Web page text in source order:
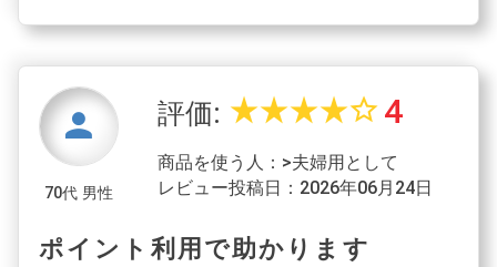
person
70代 男性
評価: star_ratestar_ratestar_ratestar_ratestar_border 4
商品を使う人：>夫婦用として
レビュー投稿日：2026年06月24日
ポイント利用で助かります